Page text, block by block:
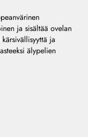
ja sisältää ovelan
ja
älypelien